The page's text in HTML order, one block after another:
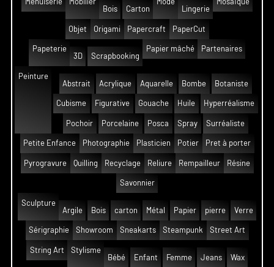
Bois
Carton
Lingerie
Objet Origami Papercraft PaperCut
Papeterie
3D
Scrapbooking
Papier mâché Partenaires
Peinture
Abstrait
Acrylique Aquarelle Bombe Botaniste
Cubisme Figurative Gouache Huile Hyperréalisme
Pochoir Porcelaine Posca Spray Surréaliste
Petite Enfance Photographie Plasticien Potier Pret à porter
Pyrogravure Quilling Recyclage Reliure Rempailleur Résine
Savonnier
Sculpture
Argile
Bois carton Métal Papier pierre Verre
Sérigraphie Showroom Sneakarts Steampunk Street Art
String Art
Stylisme
Bébé
Enfant Femme Jeans Wax